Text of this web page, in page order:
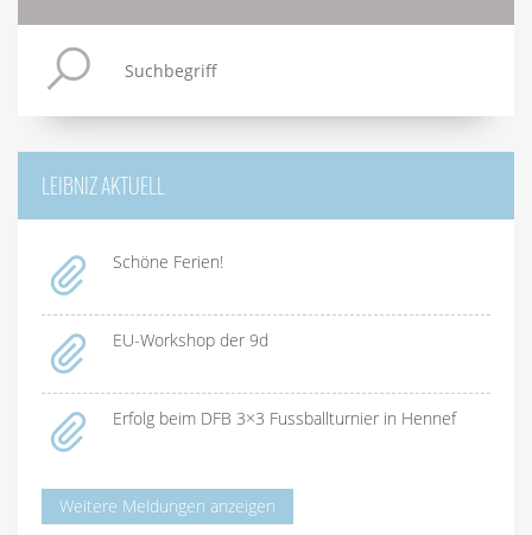
LEIBNIZ AKTUELL
Schöne Ferien!
EU-Workshop der 9d
Erfolg beim DFB 3×3 Fussballturnier in Hennef
Weitere Meldungen anzeigen